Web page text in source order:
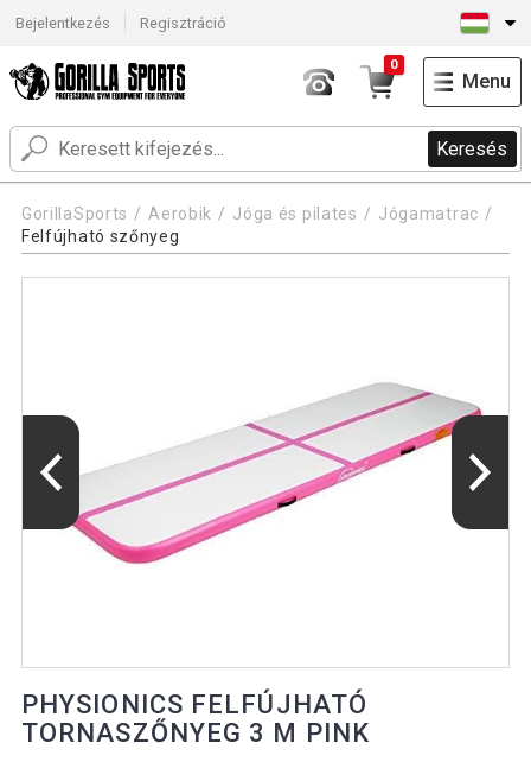
Bejelentkezés Regisztráció
Keresés
0
Menu
GorillaSports Aerobik Jóga és pilates
Jógamatrac
Felfújható szőnyeg
PHYSIONICS FELFÚJHATÓ
TORNASZŐNYEG 3 M PINK